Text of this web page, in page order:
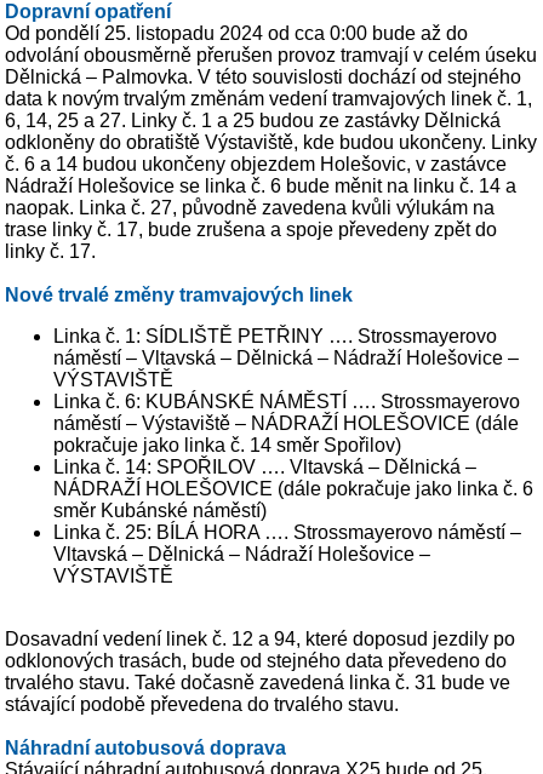
Dopravní opatření
Od pondělí 25. listopadu 2024 od cca 0:00 bude až do
odvolání obousměrně přerušen provoz tramvají v celém úseku
Dělnická – Palmovka. V této souvislosti dochází od stejného
data k novým trvalým změnám vedení tramvajových linek č. 1,
6, 14, 25 a 27. Linky č. 1 a 25 budou ze zastávky Dělnická
odkloněny do obratiště Výstaviště, kde budou ukončeny. Linky
č. 6 a 14 budou ukončeny objezdem Holešovic, v zastávce
Nádraží Holešovice se linka č. 6 bude měnit na linku č. 14 a
naopak. Linka č. 27, původně zavedena kvůli výlukám na
trase linky č. 17, bude zrušena a spoje převedeny zpět do
linky č. 17.
Nové trvalé změny tramvajových linek
Linka č. 1: SÍDLIŠTĚ PETŘINY …. Strossmayerovo
náměstí – Vltavská – Dělnická – Nádraží Holešovice –
VÝSTAVIŠTĚ
Linka č. 6: KUBÁNSKÉ NÁMĚSTÍ …. Strossmayerovo
náměstí – Výstaviště – NÁDRAŽÍ HOLEŠOVICE (dále
pokračuje jako linka č. 14 směr Spořilov)
Linka č. 14: SPOŘILOV …. Vltavská – Dělnická –
NÁDRAŽÍ HOLEŠOVICE (dále pokračuje jako linka č. 6
směr Kubánské náměstí)
Linka č. 25: BÍLÁ HORA …. Strossmayerovo náměstí –
Vltavská – Dělnická – Nádraží Holešovice –
VÝSTAVIŠTĚ
Dosavadní vedení linek č. 12 a 94, které doposud jezdily po
odklonových trasách, bude od stejného data převedeno do
trvalého stavu. Také dočasně zavedená linka č. 31 bude ve
stávající podobě převedena do trvalého stavu.
Náhradní autobusová doprava